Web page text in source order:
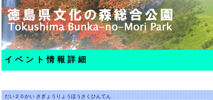
イベント情報詳細
だい２０かい さぎょうりょうほうさくひんてん